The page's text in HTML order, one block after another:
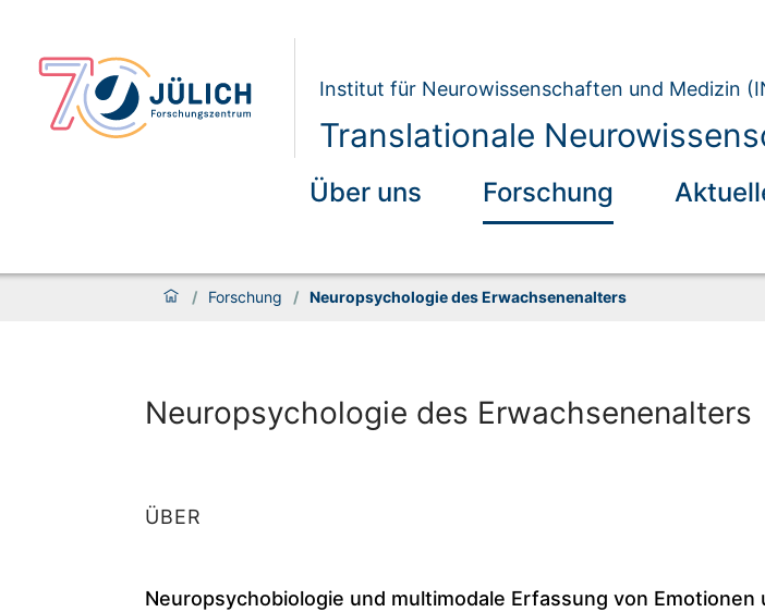
Institut für Neurowissenschaften und Medizin
Translationale
Über uns Forschung
/ Forschung / Neuropsychologie des Erwachsenenalters
Neuropsychologie des Erwachsenenalters
ÜBER
Neuropsychobiologie und multimodale Erfassung von Emotionen